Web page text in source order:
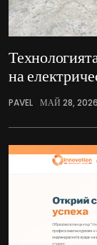
на
PAVEL МАЙ 28, 2026